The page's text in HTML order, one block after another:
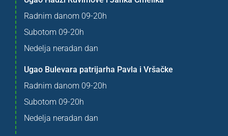
Radnim danom 09-20h
Subotom 09-20h
Nedelja neradan dan
Ugao Bulevara patrijarha Pavla i Vršačke
Radnim danom 09-20h
Subotom 09-20h
Nedelja neradan dan